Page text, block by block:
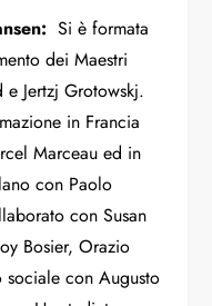
Si è formata
dei Maestri
Jertzj Grotowskj.
in Francia
Marceau ed in
con Paolo
con Susan
Bosier, Orazio
sociale con Augusto